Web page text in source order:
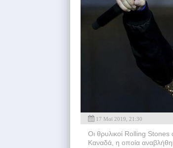
17 Μαϊ 2019, 21:30
Οι θρυλικοί Rolling Stones
Καναδά, η οποία